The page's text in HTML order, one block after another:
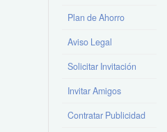
Plan de Ahorro
Aviso Legal
Solicitar Invitación
Invitar Amigos
Contratar Publicidad